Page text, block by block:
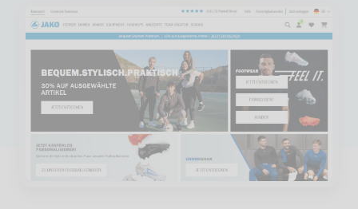
JAKO managed internationale b2c-Shops,
b2b-Portale und Teamshops für Vereine mit
dynamic commerce